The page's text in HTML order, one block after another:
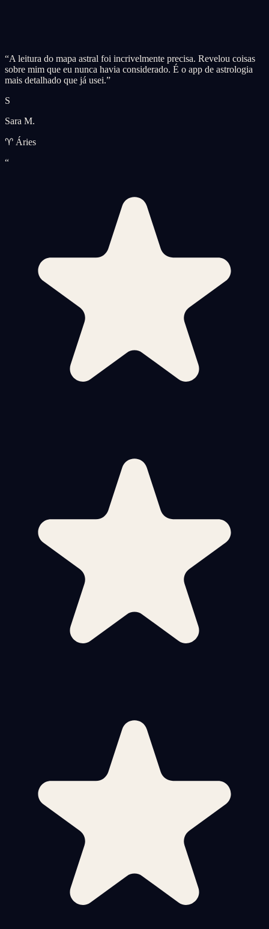
“A leitura do mapa astral foi incrivelmente precisa. Revelou coisas
sobre mim que eu nunca havia considerado. É o app de astrologia
mais detalhado que já usei.”
S
Sara M.
♈ Áries
“